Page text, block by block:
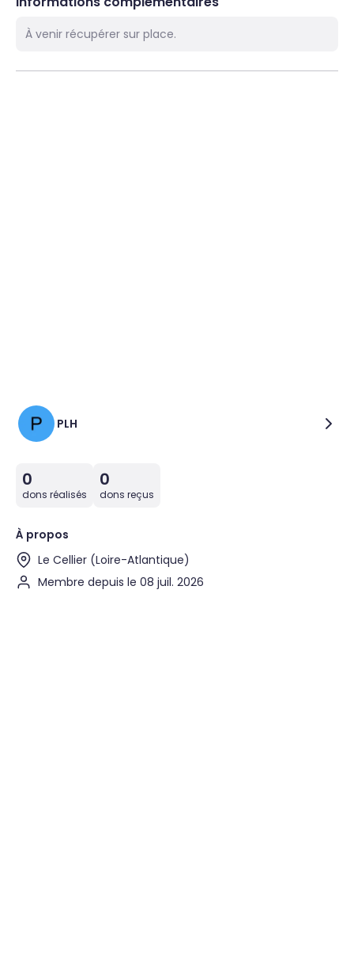
À venir récupérer sur place.
PLH
0
dons réalisés
0
dons reçus
À propos
Le Cellier (Loire-Atlantique)
Membre depuis le 08 juil. 2026